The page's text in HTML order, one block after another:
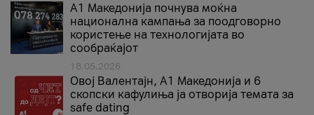
A1 Македонија почнува моќна
национална кампања за поодговорно
користење на технологијата во
сообраќајот
18.05.2026
Овој Валентајн, A1 Македонија и 6
скопски кафулиња ја отворија темата за
safe dating